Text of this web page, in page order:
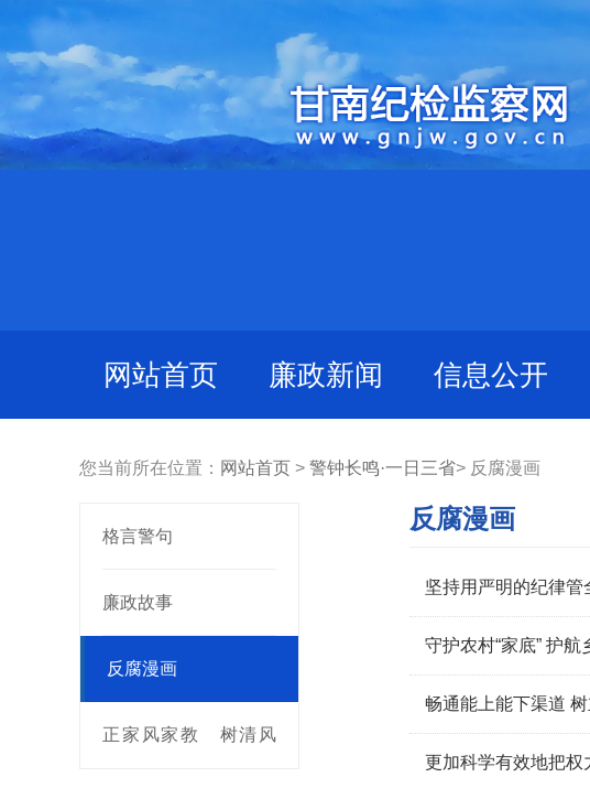
网站首页 廉政新闻 信息公开
您当前所在位置： 网站首页 > 警钟长鸣·一日三省> 反腐漫画
格言警句
廉政故事
反腐漫画
正家风家教 树清风
反腐漫画
坚持用严明的纪律管
守护农村“家底” 护航
畅通能上能下渠道
更加科学有效地把权